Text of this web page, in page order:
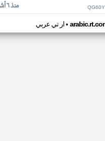
منذ ٦ أشهر
ار تي عربي•